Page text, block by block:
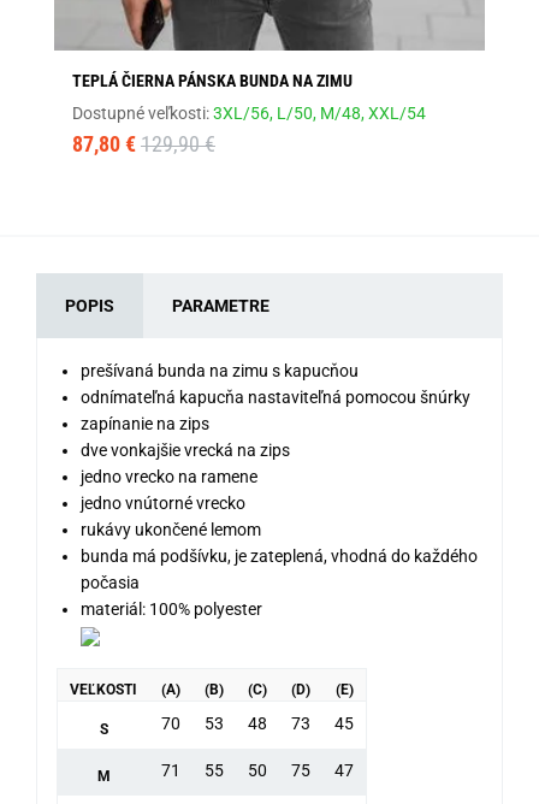
TEPLÁ ČIERNA PÁNSKA BUNDA NA ZIMU
Dostupné veľkosti:3XL/56, L/50, M/48,XXL/54
87,80 € 129,90 €
POPIS PARAMETRE
prešívaná bunda na zimu s kapucňou
odnímateľná kapucňa nastaviteľná pomocou šnúrky
zapínanie na zips
dve vonkajšie vrecká na zips
jedno vrecko na ramene
jedno vnútorné vrecko
rukávy ukončené lemom
bunda má podšívku, je zateplená, vhodná do každého
počasia
materiál: 100% polyester
VEĽKOSTI (A) (B) (C) (D) (E)
S 70 53 48 73 45
M 71 55 50 75 47